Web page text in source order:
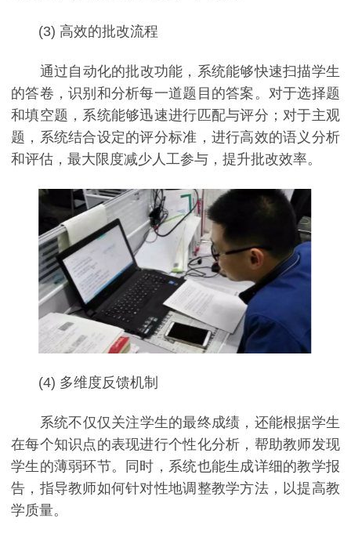
(3) 高效的批改流程
通过自动化的批改功能，系统能够快速扫描学生
的答卷，识别和分析每一道题目的答案。对于选择题
和填空题，系统能够迅速进行匹配与评分；对于主观
题，系统结合设定的评分标准，进行高效的语义分析
和评估，最大限度减少人工参与，提升批改效率。
(4) 多维度反馈机制
系统不仅仅关注学生的最终成绩，还能根据学生
在每个知识点的表现进行个性化分析，帮助教师发现
学生的薄弱环节。同时，系统也能生成详细的教学报
告，指导教师如何针对性地调整教学方法，以提高教
学质量。